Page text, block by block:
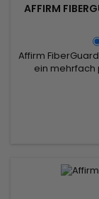
AFFIRM
Affirm
ein mehrfach
Vergleich zu
im Haar
Fiber
der